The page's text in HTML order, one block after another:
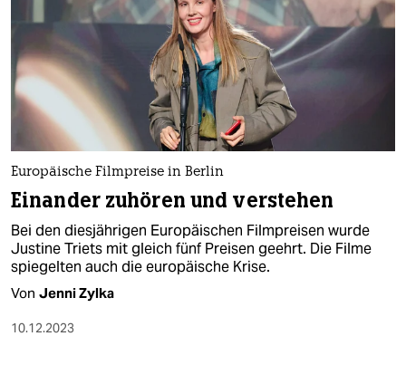
epaper login
Europäische Filmpreise in Berlin
Einander zuhören und verstehen
Bei den diesjährigen Europäischen Filmpreisen wurde
Justine Triets mit gleich fünf Preisen geehrt. Die Filme
spiegelten auch die europäische Krise.
Von Jenni Zylka
10.12.2023